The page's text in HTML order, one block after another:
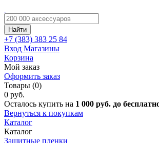
Найти
+7 (383) 383 25 84
Вход Магазины
Корзина
Мой заказ
Оформить заказ
Товары (0)
0 руб.
Осталось купить на 1 000 руб. до
Вернуться к покупкам
Каталог
Каталог
Защитные пленки